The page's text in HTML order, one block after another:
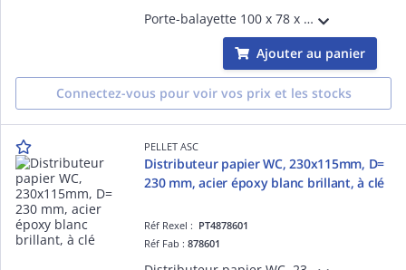
Porte-balayette 100 x 78 x 385 mm, pot et balayette en inox époxy blanc de forme elliptique, balayette inox poli brillant, mural ou à poser.
Ajouter au panier
Connectez-vous pour voir vos prix et les stocks
PELLET ASC
Distributeur papier WC, 230x115mm, D=
230 mm, acier époxy blanc brillant, à clé
Réf Rexel : PT4878601
Réf Fab :878601